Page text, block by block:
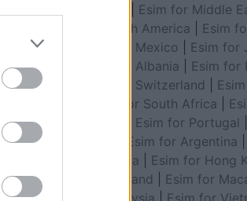
Esim for Middle
for South America
Esim
Esim for Mexico
Esim for
Esim for Albania
Esim for
Esim for Switzerland
Esim for South Africa
Esim for Portugal
Esim for Argentina
Colombia
Esim for Hong
for Thailand
Esim for
for Malaysia
Esim for